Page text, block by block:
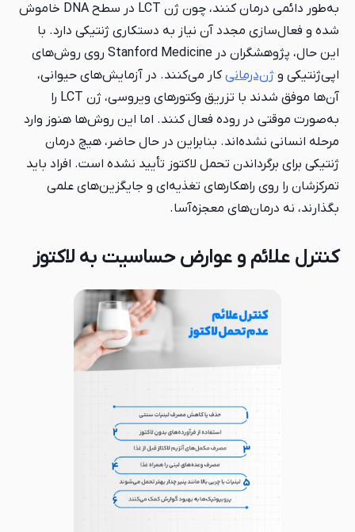
به‌طور دائمی درمان کنند، چون ژن LCT در سطح DNA خاموش
شده و فعال‌سازی مجدد آن نیاز به دستکاری ژنتیکی دارد. با
این حال، پژوهشگران در Stanford Medicine روی روش‌های
اپی‌ژنتیکی و ژن‌درمانیکار می‌کنند. در آزمایش‌های حیوانی،
آن‌ها موفق شدند با تزریق وکتورهای ویروسی، ژن LCT را
به‌صورت موقتی در روده فعال کنند. اما این روش‌ها هنوز وارد
مرحله انسانی نشده‌اند. بنابراین در حال حاضر، هیچ درمان
ژنتیکی برای برگرداندن تحمل لاکتوز تأیید نشده است. افراد باید
تمرکزشان را روی راهکارهای تغذیه‌ای و جایگزین‌های علمی
بگذارند، نه درمان‌های معجزه‌آسا.
کنترل علائم و عوارض حساسیت به لاکتوز